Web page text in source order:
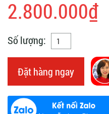
2.800.000₫
Số lượng:
Đặt hàng ngay